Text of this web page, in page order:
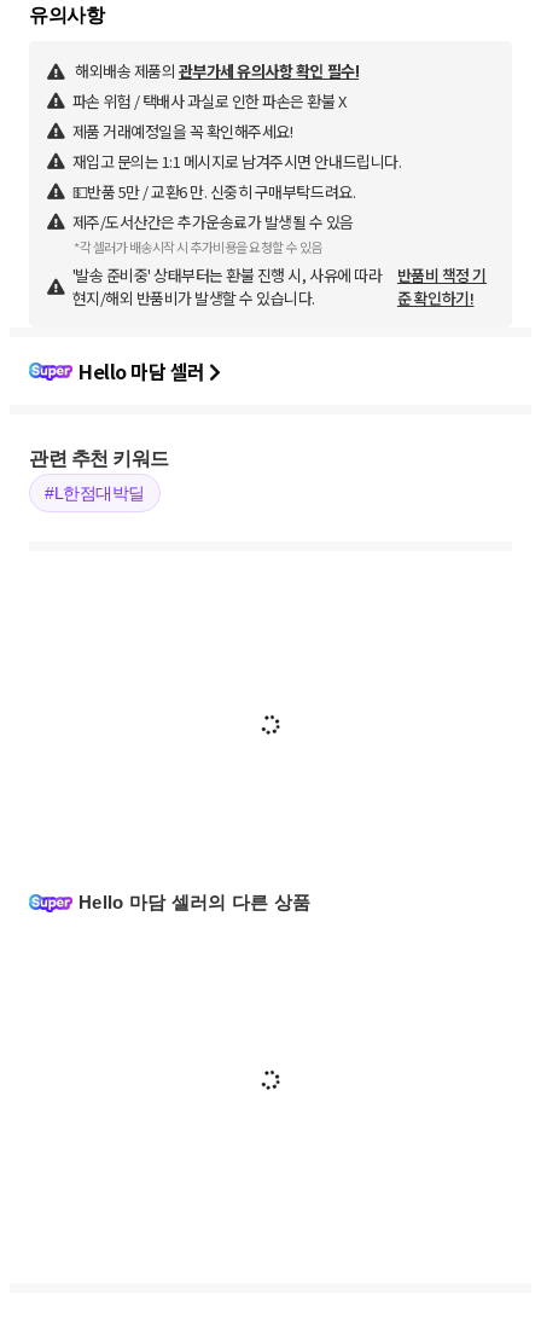
유의사항
해외배송 제품의 관부가세 유의사항 확인 필수!
파손 위험 / 택배사 과실로 인한 파손은 환불 X
제품 거래예정일을 꼭 확인해주세요!
재입고 문의는 1:1 메시지로 남겨주시면 안내드립니다.
💵반품 5만 / 교환6 만. 신중히 구매부탁드려요.
제주/도서산간은 추가운송료가 발생될 수 있음
*각 셀러가 배송시작 시 추가비용을 요청할 수 있음
'발송 준비중' 상태부터는 환불 진행 시, 사유에 따라
현지/해외 반품비가 발생할 수 있습니다.
반품비 책정 기
준 확인하기!
Hello 마담 셀러
관련 추천 키워드
#L한점대박딜
Hello 마담 셀러의 다른 상품